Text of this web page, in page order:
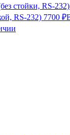
RS-232) 7700 ₽